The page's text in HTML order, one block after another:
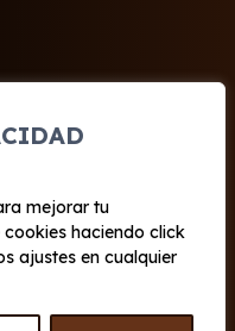
mejorar tu
haciendo click
ajustes en cualquier
de Mar
Renting